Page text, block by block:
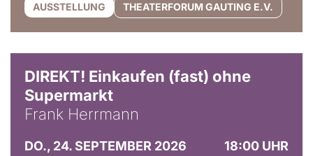
AUSSTELLUNG THEATERFORUM GAUTING E.V.
DIREKT! Einkaufen (fast) ohne
Supermarkt
Frank Herrmann
DO., 24. SEPTEMBER 2026 18:00 UHR